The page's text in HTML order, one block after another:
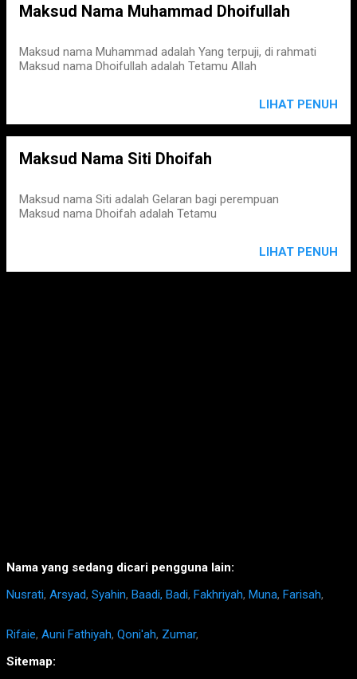
Maksud Nama Muhammad Dhoifullah
Maksud nama Muhammad adalah Yang terpuji, di rahmati
Maksud nama Dhoifullah adalah Tetamu Allah
LIHAT PENUH
Maksud Nama Siti Dhoifah
Maksud nama Siti adalah Gelaran bagi perempuan
Maksud nama Dhoifah adalah Tetamu
LIHAT PENUH
Nama yang sedang dicari pengguna lain:
Nusrati, Arsyad, Syahin, Baadi, Badi, Fakhriyah, Muna, Farisah,
Rifaie, Auni Fathiyah, Qoni'ah, Zumar,
Sitemap: